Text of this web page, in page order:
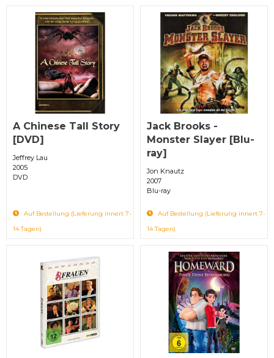
A Chinese Tall Story
[DVD]
Jeffrey Lau
2005
DVD
Auf Bestellung (Lieferung innert 7-
14 Tagen)
Jack Brooks -
Monster Slayer [Blu-
ray]
Jon Knautz
2007
Blu-ray
Auf Bestellung (Lieferung innert 7-
14 Tagen)